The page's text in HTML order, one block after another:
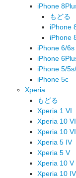
iPhone
もどる
iPhone
iPhone
iPhone 6/6s
iPhone
iPhone 5/
iPhone 5c
Xperia
もどる
Xperia 1 VI
Xperia 10
Xperia 10 VI
Xperia 5 IV
Xperia 5 V
Xperia 10 V
Xperia 10 IV